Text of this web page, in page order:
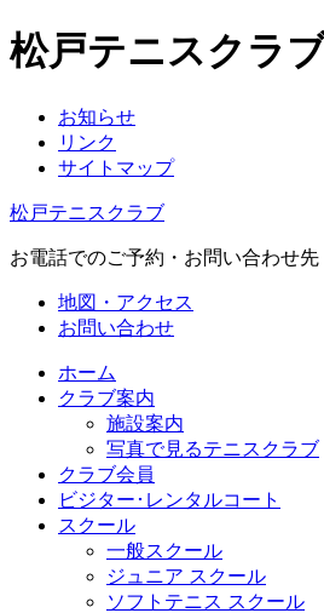
松戸テニスクラ
お知らせ
リンク
サイトマップ
松戸テニスクラブ
お電話でのご予約・お問い合わせ先
地図・アクセス
お問い合わせ
ホーム
クラブ案内
施設案内
写真で見るテニスクラブ
クラブ会員
ビジター･レンタルコート
スクール
一般スクール
ジュニア スクール
ソフトテニス スクール